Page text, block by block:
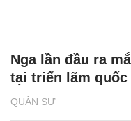
QUÂN SỰ
Nga lần đầu ra
tại triển lãm quốc